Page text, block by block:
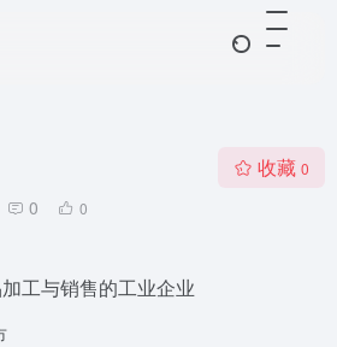
0 0
收藏 0
工与销售的工业企业